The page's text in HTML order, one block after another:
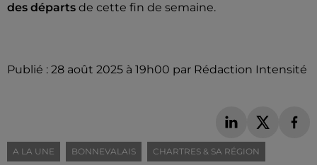
des départs de cette fin de semaine.
Publié : 28 août 2025 à 19h00 par Rédaction Intensité
A LA UNE BONNEVALAIS CHARTRES & SA RÉGION